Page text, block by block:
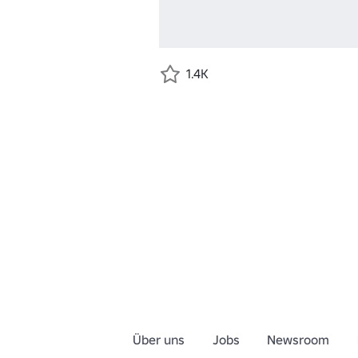
1.4K
Über uns Jobs Newsroom